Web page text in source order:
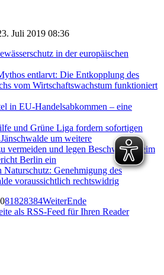
Juli 2019 08:36
in der europäischen
entlarvt: Die Entkopplung des
vom Wirtschaftswachstum funktioniert
in EU-Handelsabkommen – eine
und Grüne Liga fordern sofortigen
um weitere
vermeiden und legen Beschwerde beim
Berlin ein
Naturschutz: Genehmigung des
voraussichtlich rechtswidrig
81828384WeiterEnde
als RSS-Feed für Ihren Reader